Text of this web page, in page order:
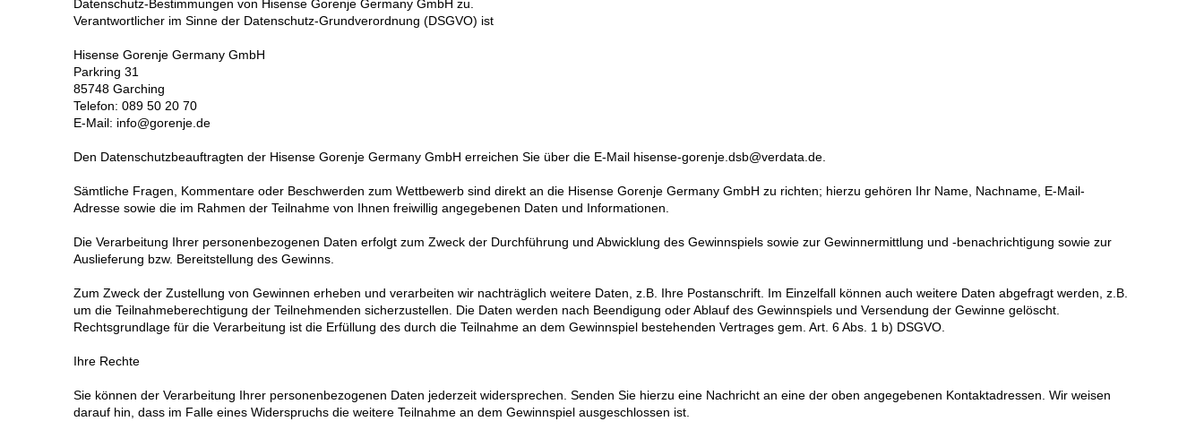
Datenschutz-Bestimmungen von Hisense Gorenje Germany GmbH zu.
Verantwortlicher im Sinne der Datenschutz-Grundverordnung (DSGVO) ist
Hisense Gorenje Germany GmbH
Parkring 31
85748 Garching
Telefon: 089 50 20 70
E-Mail: info@gorenje.de
Den Datenschutzbeauftragten der Hisense Gorenje Germany GmbH erreichen Sie über die E-Mail hisense-gorenje.dsb@verdata.de.
Sämtliche Fragen, Kommentare oder Beschwerden zum Wettbewerb sind direkt an die Hisense Gorenje Germany GmbH zu richten; hierzu gehören Ihr Name, Nachname, E-Mail-
Adresse sowie die im Rahmen der Teilnahme von Ihnen freiwillig angegebenen Daten und Informationen.
Die Verarbeitung Ihrer personenbezogenen Daten erfolgt zum Zweck der Durchführung und Abwicklung des Gewinnspiels sowie zur Gewinnermittlung und -benachrichtigung sowie zur
Auslieferung bzw. Bereitstellung des Gewinns.
Zum Zweck der Zustellung von Gewinnen erheben und verarbeiten wir nachträglich weitere Daten, z.B. Ihre Postanschrift. Im Einzelfall können auch weitere Daten abgefragt werden, z.B.
um die Teilnahmeberechtigung der Teilnehmenden sicherzustellen. Die Daten werden nach Beendigung oder Ablauf des Gewinnspiels und Versendung der Gewinne gelöscht.
Rechtsgrundlage für die Verarbeitung ist die Erfüllung des durch die Teilnahme an dem Gewinnspiel bestehenden Vertrages gem. Art. 6 Abs. 1 b) DSGVO.
Ihre Rechte
Sie können der Verarbeitung Ihrer personenbezogenen Daten jederzeit widersprechen. Senden Sie hierzu eine Nachricht an eine der oben angegebenen Kontaktadressen. Wir weisen
darauf hin, dass im Falle eines Widerspruchs die weitere Teilnahme an dem Gewinnspiel ausgeschlossen ist.